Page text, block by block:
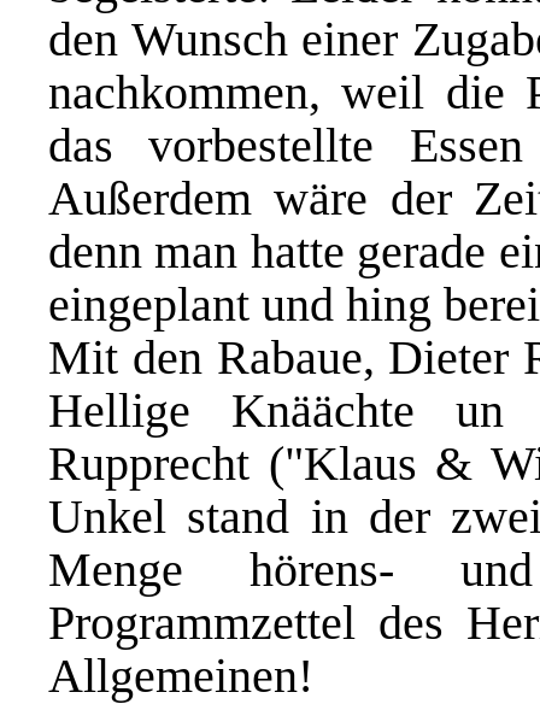
den Wunsch einer
nachkommen, weil die
das vorbestellte
Außerdem wäre der
denn man hatte gerade
eingeplant und hing
Mit den Rabaue, Dieter
Hellige Knäächte un
Rupprecht ("Klaus &
Unkel stand in der
Menge hörens-
Programmzettel des
Allgemeinen!